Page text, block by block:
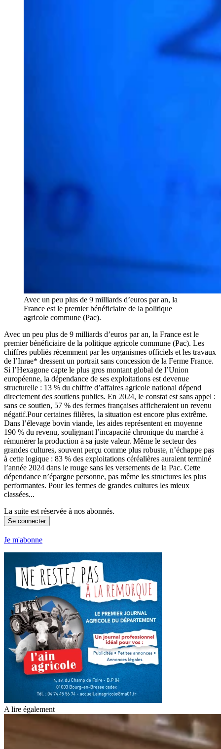
Avec un peu plus de 9 milliards d’euros par an, la
France est le premier bénéficiaire de la politique
agricole commune (Pac).
Avec un peu plus de 9 milliards d’euros par an, la France est le
premier bénéficiaire de la politique agricole commune (Pac). Les
chiffres publiés récemment par les organismes officiels et les travaux
de l’Inrae* dressent un portrait sans concession de la Ferme France.
Si l’Hexagone capte le plus gros montant global de l’Union
européenne, la dépendance de ses exploitations est devenue
structurelle : 13 % du chiffre d’affaires agricole national dépend
directement des soutiens publics. En 2024, le constat est sans appel :
sans ce soutien, 57 % des fermes françaises afficheraient un revenu
négatif.Pour certaines filières, la situation est encore plus extrême.
Dans l’élevage bovin viande, les aides représentent en moyenne
190 % du revenu, soulignant l’incapacité chronique du marché à
rémunérer la production à sa juste valeur. Même le secteur des
grandes cultures, souvent perçu comme plus robuste, n’échappe pas
à cette logique : 83 % des exploitations céréalières auraient terminé
l’année 2024 dans le rouge sans les versements de la Pac. Cette
dépendance n’épargne personne, pas même les structures les plus
performantes. Pour les fermes de grandes cultures les mieux
classées...
La suite est réservée à nos abonnés.
Se connecter
Je m'abonne
A lire également